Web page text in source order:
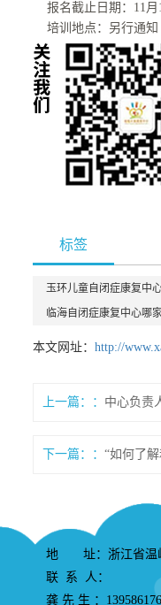
报名截止日期：11月
培训地点：另行通知
标签
玉环儿童自闭症康复中
临海自闭症康复中心哪
本文网址：http://
上一篇：
下一篇：
地 址：浙江省温岭
联 系 人：
龚 先 生 ：